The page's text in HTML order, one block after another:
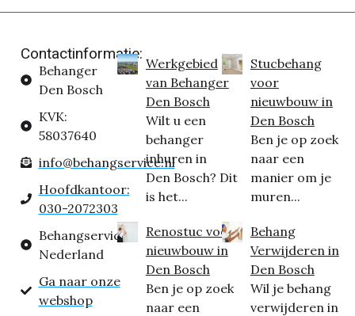
Contactinformatie:
Behanger
Den Bosch
KVK:
58037640
info@behangservice.nl
Hoofdkantoor:
030-2072303
Behangservice
Nederland
Ga naar onze
webshop
Werkgebied
van Behanger
Den Bosch
Wilt u een
behanger
inhuren in
Den Bosch? Dit
is het...
Renostuc voor
nieuwbouw in
Den Bosch
Ben je op zoek
naar een
Stucbehang
voor
nieuwbouw in
Den Bosch
Ben je op zoek
naar een
manier om je
muren...
Behang
Verwijderen in
Den Bosch
Wil je behang
verwijderen in